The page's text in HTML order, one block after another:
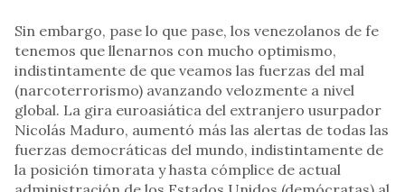
Sin embargo, pase lo que pase, los venezolanos de fe
tenemos que llenarnos con mucho optimismo,
indistintamente de que veamos las fuerzas del mal
(narcoterrorismo) avanzando velozmente a nivel
global. La gira euroasiática del extranjero usurpador
Nicolás Maduro, aumentó más las alertas de todas las
fuerzas democráticas del mundo, indistintamente de
la posición timorata y hasta cómplice de actual